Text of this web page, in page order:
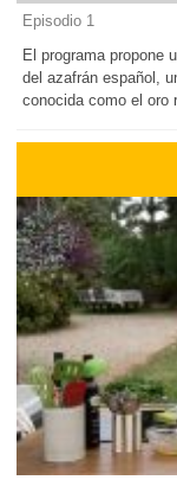
Episodio 1
El programa propone
del azafrán español,
conocida como el oro